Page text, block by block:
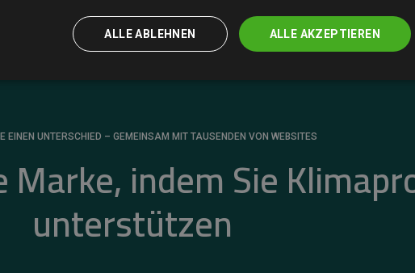
EINEN UNTERSCHIED – GEMEINSAM MIT TAUSENDEN VON WEBSITES
Marke, indem Sie
unterstützen
ALLE AKZEPTIEREN
ALLE ABLEHNEN